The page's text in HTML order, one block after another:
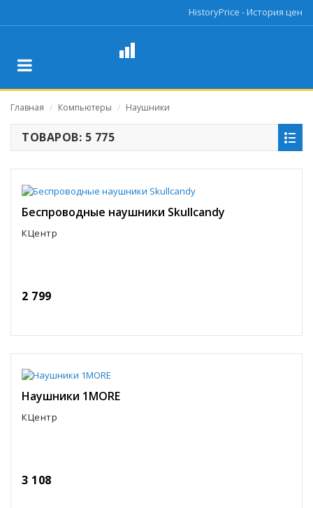
HistoryPrice - История цен
Главная / Компьютеры / Наушники
ТОВАРОВ: 5 775
Беспроводные наушники Skullcandy
КЦентр
2 799
Наушники 1MORE
КЦентр
3 108